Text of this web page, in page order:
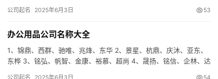
公司起名 2025年6月3日 53
办公用品公司名称大全
1、锦鼎、西群、驰唯、兆烽、东华 2、景星、杭鼎、庆沐、亚东、
东桦 3、铭弘、帆智、金康、裕慕、超尚 4、晟扬、铭信、企林、达
公司起名 2025年6月3日 54